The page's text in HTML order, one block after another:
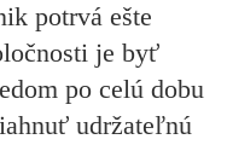
potrvá ešte
je byť
po celú dobu
udržateľnú